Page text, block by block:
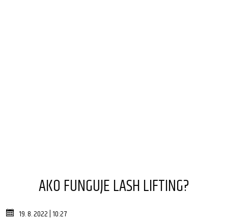
AKO FUNGUJE LASH LIFTING?
19. 8. 2022 | 10:27